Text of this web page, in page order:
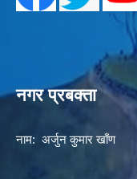
नगर प्रबक्ता
नाम: अर्जुन कुमार